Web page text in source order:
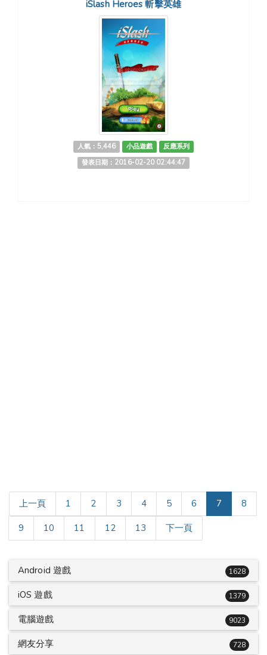
iSlash Heroes 斬擊英雄
人氣：5,446 小品遊戲
反應系列
發表日期：2016-02-20 02:44:47
上一頁 1 2 3 4 5 6 7 (current)
8
9 10 11 12 13 下一頁
Android 遊戲 1628
iOS 遊戲 1379
電腦遊戲 9023
網友分享 728